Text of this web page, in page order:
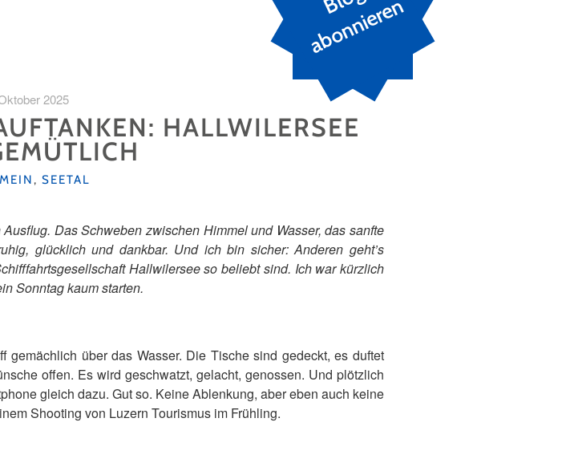
n
2025
HALLWILERSEE
, SEETAL
Das Schweben zwischen Himmel und Wasser, das sanfte
glücklich und dankbar. Und ich bin sicher: Anderen geht’s
Hallwilersee so beliebt sind. Ich war kürzlich
Sonntag kaum starten.
über das Wasser. Die Tische sind gedeckt, es duftet
offen. Es wird geschwatzt, gelacht, genossen. Und plötzlich
gleich dazu. Gut so. Keine Ablenkung, aber eben auch keine
Shooting von Luzern Tourismus im Frühling.